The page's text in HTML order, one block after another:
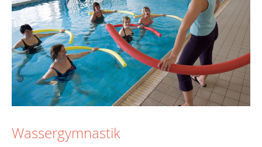
Wassergymnastik